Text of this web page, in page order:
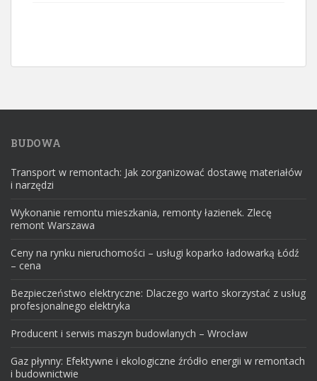
BUDOWA
Transport w remontach: Jak zorganizować dostawę materiałów
i narzędzi
Wykonanie remontu mieszkania, remonty łazienek. Zlecę
remont Warszawa
Ceny na rynku nieruchomości – usługi koparko ładowarką Łódź
– cena
Bezpieczeństwo elektryczne: Dlaczego warto skorzystać z usług
profesjonalnego elektryka
Producent i serwis maszyn budowlanych – Wrocław
Gaz płynny: Efektywne i ekologiczne źródło energii w remontach
i budownictwie